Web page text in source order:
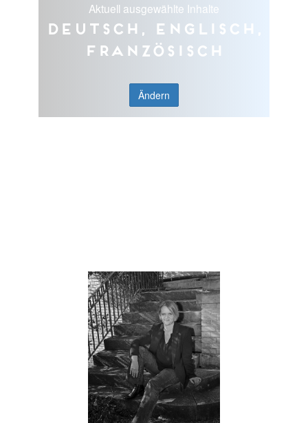
Aktuell ausgewählte Inhalte
Deutsch, Englisch,
Französisch
Ändern